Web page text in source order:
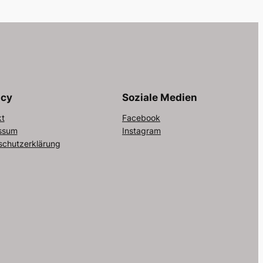
Soziale Medien
Facebook
Instagram